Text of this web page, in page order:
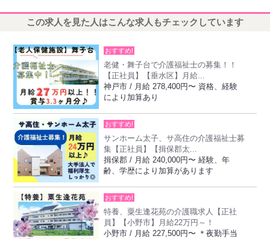
この求人を見た人はこんな求人もチェックしています
おすすめ!
老健・舞子台で介護福祉士の募集！！
【正社員】【垂水区】月給...
神戸市 / 月給 278,400円〜 資格、経験
により加算あり
おすすめ!
サンホーム太子、サ高住の介護福祉士募
集【正社員】【揖保郡太...
揖保郡 / 月給 240,000円〜 経験、年
齢、学歴により加算があります
おすすめ!
特養、粟生逢花苑の介護職求人【正社
員】【小野市】月給22万円～！
小野市 / 月給 227,500円〜 ＊夜勤手当